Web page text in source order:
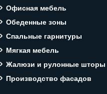
Офисная мебель
Обеденные зоны
Спальные гарнитуры
Мягкая мебель
Жалюзи и рулонные шторы
Производство фасадов